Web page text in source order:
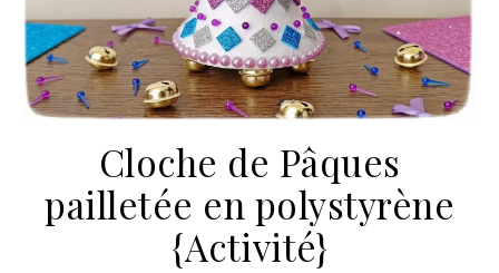
Cloche de Pâques
pailletée en polystyrène
{Activité}